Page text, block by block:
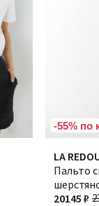
-55% по
LA
Пальто
20145 ₽
4,6
/ 5